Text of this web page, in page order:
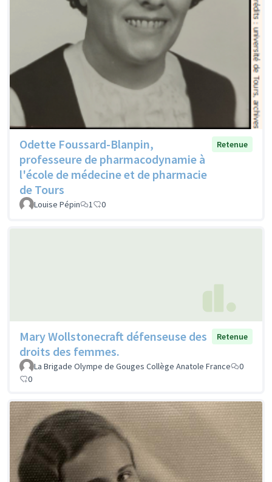
Odette Foussard-Blanpin,
professeure de pharmacodynamie à
l'école de médecine et de pharmacie
de Tours
Retenue
Louise Pépin 1 0
Mary Wollstonecraft défenseuse des
droits des femmes.
Retenue
La Brigade Olympe de Gouges Collège Anatole France
0
0